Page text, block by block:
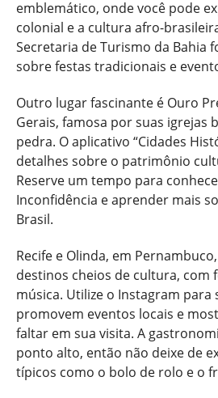
emblemático, onde você pode
colonial e a cultura afro-
Secretaria de Turismo da Bahia
sobre festas tradicionais e
Outro lugar fascinante é Ouro
Gerais, famosa por suas igrejas
pedra. O aplicativo “Cidades
detalhes sobre o patrimônio
Reserve um tempo para
Inconfidência e aprender mais
Brasil.
Recife e Olinda, em
destinos cheios de cultura, com
música. Utilize o Instagram para
promovem eventos locais e
faltar em sua visita. A
ponto alto, então não deixe de
típicos como o bolo de rolo e o